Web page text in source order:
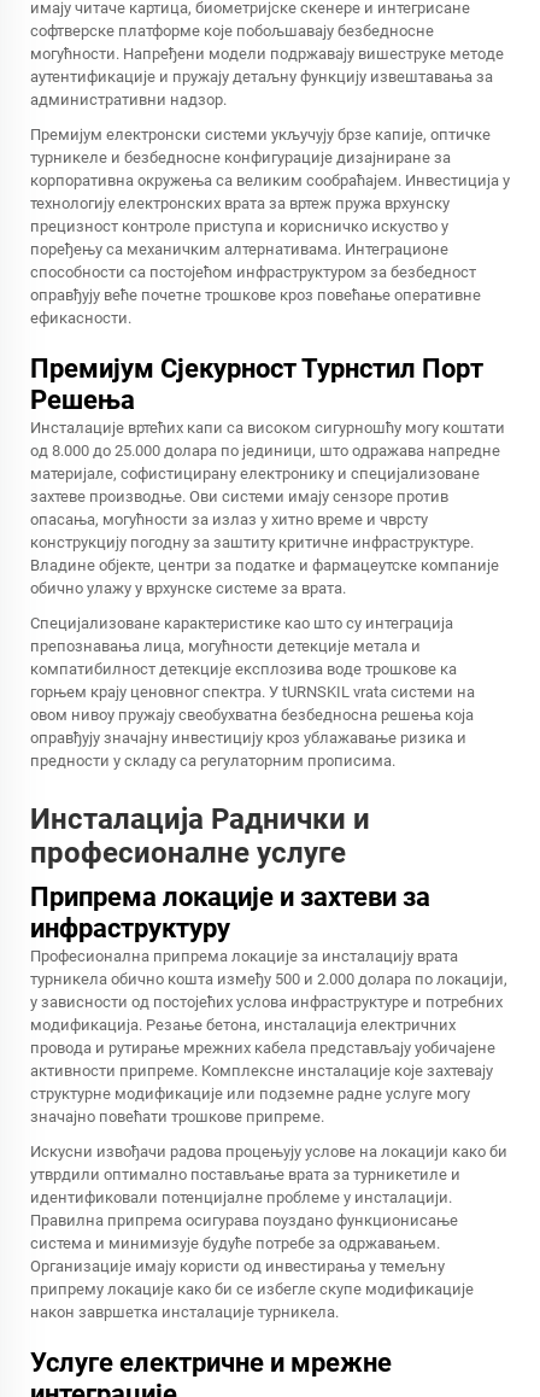
имају читаче картица, биометријске скенере и интегрисане
софтверске платформе које побољшавају безбедносне
могућности. Напређени модели подржавају вишеструке методе
аутентификације и пружају детаљну функцију извештавања за
административни надзор.
Премијум електронски системи укључују брзе капије, оптичке
турникеле и безбедносне конфигурације дизајниране за
корпоративна окружења са великим сообраћајем. Инвестиција у
технологију електронских врата за вртеж пружа врхунску
прецизност контроле приступа и корисничко искуство у
поређењу са механичким алтернативама. Интеграционе
способности са постојећом инфраструктуром за безбедност
оправђују веће почетне трошкове кроз повећање оперативне
ефикасности.
Премијум Сјекурност Турнстил Порт
Решења
Инсталације вртећих капи са високом сигурношћу могу коштати
од 8.000 до 25.000 долара по јединици, што одражава напредне
материјале, софистицирану електронику и специјализоване
захтеве производње. Ови системи имају сензоре против
опасања, могућности за излаз у хитно време и чврсту
конструкцију погодну за заштиту критичне инфраструктуре.
Владине објекте, центри за податке и фармацеутске компаније
обично улажу у врхунске системе за врата.
Специјализоване карактеристике као што су интеграција
препознавања лица, могућности детекције метала и
компатибилност детекције експлозива воде трошкове ка
горњем крају ценовног спектра. У tURNSKIL vrata системи на
овом нивоу пружају свеобухватна безбедносна решења која
оправђују значајну инвестицију кроз ублажавање ризика и
предности у складу са регулаторним прописима.
Инсталација Раднички и
професионалне услуге
Припрема локације и захтеви за
инфраструктуру
Професионална припрема локације за инсталацију врата
турникела обично кошта између 500 и 2.000 долара по локацији,
у зависности од постојећих услова инфраструктуре и потребних
модификација. Резање бетона, инсталација електричних
провода и рутирање мрежних кабела представљају уобичајене
активности припреме. Комплексне инсталације које захтевају
структурне модификације или подземне радне услуге могу
значајно повећати трошкове припреме.
Искусни извођачи радова процењују услове на локацији како би
утврдили оптимално постављање врата за турникетиле и
идентификовали потенцијалне проблеме у инсталацији.
Правилна припрема осигурава поуздано функционисање
система и минимизује будуће потребе за одржавањем.
Организације имају користи од инвестирања у темељну
припрему локације како би се избегле скупе модификације
након завршетка инсталације турникела.
Услуге електричне и мрежне